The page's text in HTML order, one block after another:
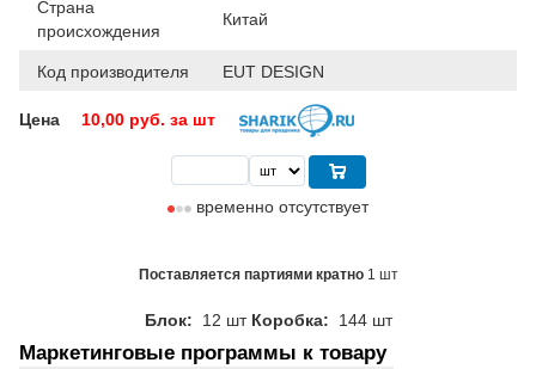
Страна
происхождения
Китай
Код производителя EUT DESIGN
Цена 10,00 руб. за шт
временно отсутствует
Поставляется партиями кратно 1 шт
Блок: 12 шт Коробка: 144 шт
Маркетинговые программы к товару